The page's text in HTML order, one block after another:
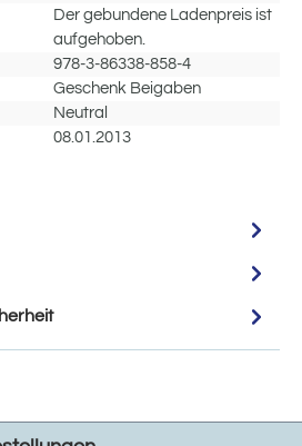
Der gebundene Ladenpreis ist
aufgehoben.
978-3-86338-858-4
Geschenk Beigaben
Neutral
08.01.2013